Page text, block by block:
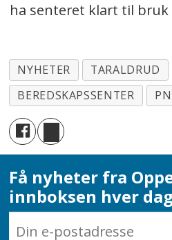
ha senteret klart til bruk
NYHETER
TARALDRUD
BEREDSKAPSSENTER
Få nyheter fra
innboksen hver